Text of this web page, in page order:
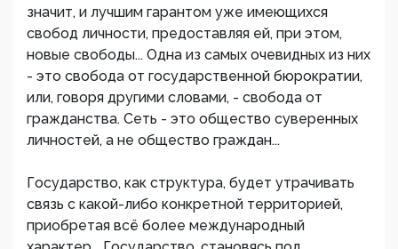
значит, и лучшим гарантом уже имеющихся
свобод личности, предоставляя ей, при этом,
новые свободы... Одна из самых очевидных из них
- это свобода от государственной бюрократии,
или, говоря другими словами, - свобода от
гражданства. Сеть - это общество суверенных
личностей, а не общество граждан...
Государство, как структура, будет утрачивать
связь с какой-либо конкретной территорией,
приобретая всё более международный